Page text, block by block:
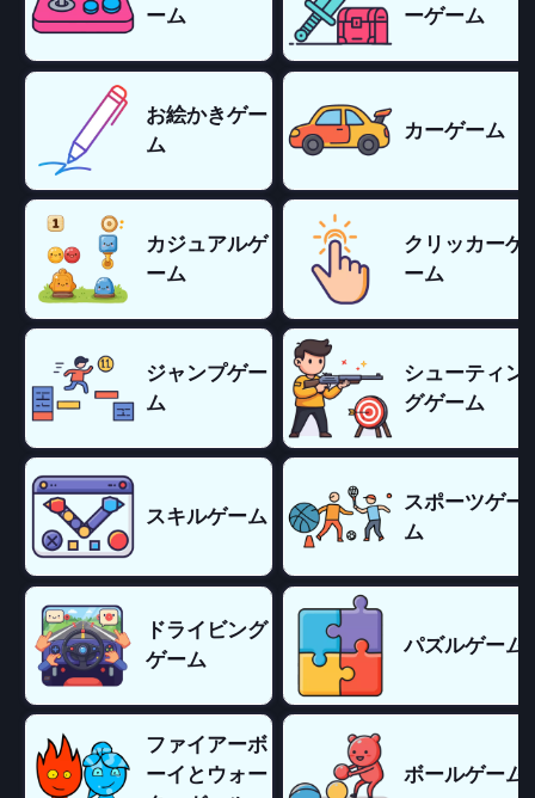
ーム ーゲーム
お絵かきゲー
ム
カーゲーム
カジュアルゲ
ーム
クリッカーゲ
ーム
ジャンプゲー
ム
シューティン
グゲーム
スキルゲーム
スポーツゲー
ム
ドライビング
ゲーム
パズルゲーム
ファイアーボ
ーイとウォー
ボールゲーム